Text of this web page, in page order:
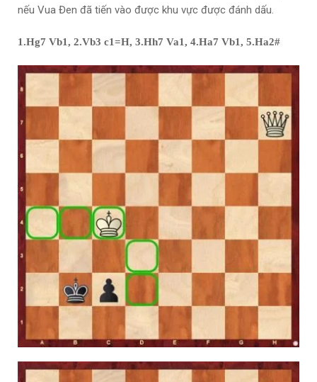
nếu Vua Đen đã tiến vào được khu vực được đánh dấu.
1.Hg7 Vb1, 2.Vb3 c1=H, 3.Hh7 Va1, 4.Ha7 Vb1, 5.Ha2#